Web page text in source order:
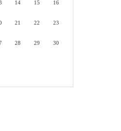
14 15 16
21 22 23
28 29 30